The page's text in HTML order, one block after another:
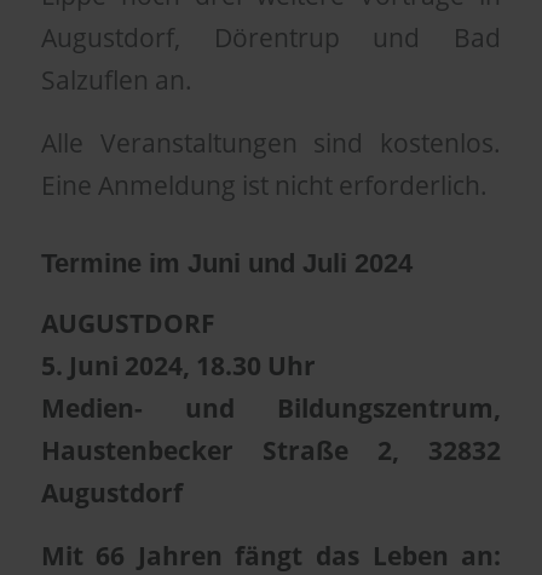
Augustdorf, Dörentrup und Bad
Salzuflen an.
Alle Veranstaltungen sind kostenlos.
Eine Anmeldung ist nicht erforderlich.
Termine im Juni und Juli 2024
AUGUSTDORF
5. Juni 2024, 18.30 Uhr
Medien- und Bildungszentrum,
Haustenbecker Straße 2, 32832
Augustdorf
Mit 66 Jahren fängt das Leben an: